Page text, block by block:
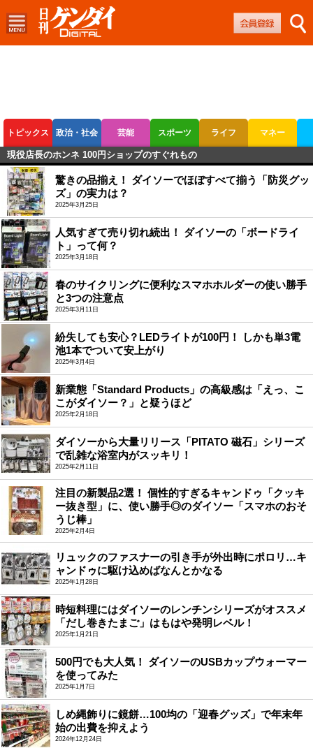
トピックス 政治・社会 芸能 スポーツ ライフ マネー
ボートレース 競輪 オートレース
現役店長のホンネ 100円ショップのすぐれもの
驚きの品揃え！ ダイソーでほぼすべて揃う「防災グッ
ズ」の実力は？
2025年3月25日
人気すぎて売り切れ続出！ ダイソーの「ボードライ
ト」って何？
2025年3月18日
春のサイクリングに便利なスマホホルダーの使い勝手
と3つの注意点
2025年3月11日
紛失しても安心？LEDライトが100円！ しかも単3電
池1本でついて安上がり
2025年3月4日
新業態「Standard Products」の高級感は「えっ、こ
こがダイソー？」と疑うほど
2025年2月18日
ダイソーから大量リリース「PITATO 磁石」シリーズ
で乱雑な浴室内がスッキリ！
2025年2月11日
注目の新製品2選！ 個性的すぎるキャンドゥ「クッキ
ー抜き型」に、使い勝手◎のダイソー「スマホのおそ
うじ棒」
2025年2月4日
リュックのファスナーの引き手が外出時にポロリ…キ
ャンドゥに駆け込めばなんとかなる
2025年1月28日
時短料理にはダイソーのレンチンシリーズがオススメ
「だし巻きたまご」はもはや発明レベル！
2025年1月21日
500円でも大人気！ ダイソーのUSBカップウォーマー
を使ってみた
2025年1月7日
しめ縄飾りに鏡餅…100均の「迎春グッズ」で年末年
始の出費を抑えよう
2024年12月24日